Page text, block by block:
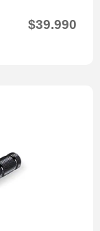
$39.990